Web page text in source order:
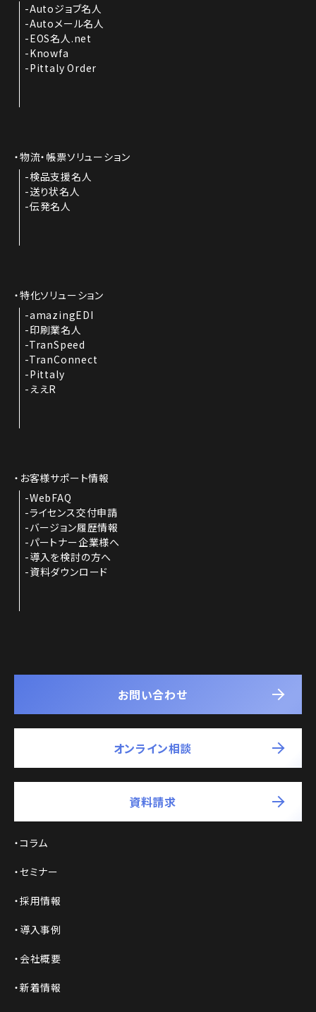
Autoジョブ名人
Autoメール名人
EOS名人.net
Knowfa
Pittaly Order
物流・帳票ソリューション
検品支援名人
送り状名人
伝発名人
特化ソリューション
amazingEDI
印刷業名人
TranSpeed
TranConnect
Pittaly
ええR
お客様サポート情報
WebFAQ
ライセンス交付申請
バージョン履歴情報
パートナー企業様へ
導入を検討の方へ
資料ダウンロード
お問い合わせ
オンライン相談
資料請求
コラム
セミナー
採用情報
導入事例
会社概要
新着情報